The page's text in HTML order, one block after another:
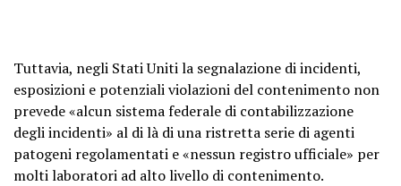
Tuttavia, negli Stati Uniti la segnalazione di incidenti,
esposizioni e potenziali violazioni del contenimento non
prevede «alcun sistema federale di contabilizzazione
degli incidenti» al di là di una ristretta serie di agenti
patogeni regolamentati e «nessun registro ufficiale» per
molti laboratori ad alto livello di contenimento.